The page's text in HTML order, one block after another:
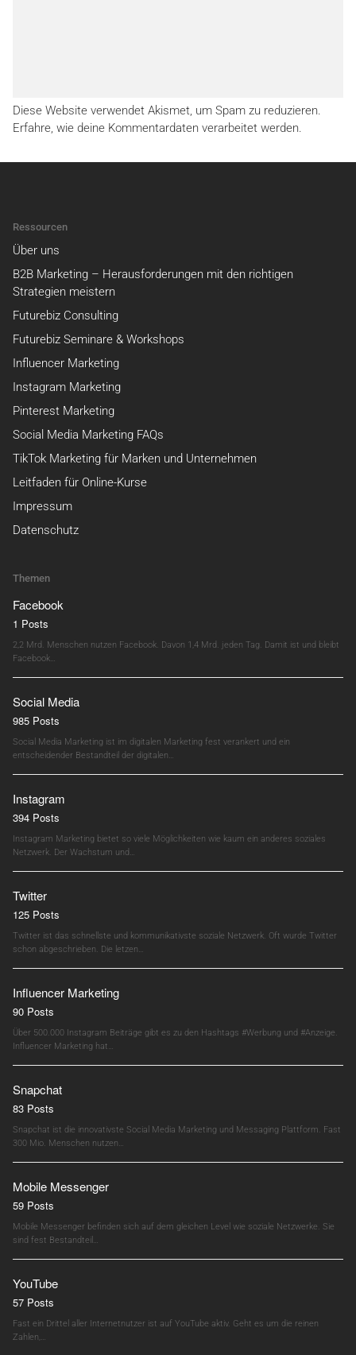
Diese Website verwendet Akismet, um Spam zu reduzieren.
Erfahre, wie deine Kommentardaten verarbeitet werden.
Ressourcen
Über uns
B2B Marketing – Herausforderungen mit den richtigen
Strategien meistern
Futurebiz Consulting
Futurebiz Seminare & Workshops
Influencer Marketing
Instagram Marketing
Pinterest Marketing
Social Media Marketing FAQs
TikTok Marketing für Marken und Unternehmen
Leitfaden für Online-Kurse
Impressum
Datenschutz
Themen
Facebook
1 Posts
2,2 Mrd. Menschen nutzen Facebook. Davon 1,4 Mrd. jeden Tag. Damit ist und bleibt
Facebook…
Social Media
985 Posts
Social Media Marketing ist im digitalen Marketing fest verankert und ein
entscheidender Bestandteil der digitalen…
Instagram
394 Posts
Instagram Marketing bietet so viele Möglichkeiten wie kaum ein anderes soziales
Netzwerk. Der Wachstum und…
Twitter
125 Posts
Twitter ist das schnellste und kommunikativste soziale Netzwerk. Oft wurde Twitter
schon abgeschrieben. Die letzen…
Influencer Marketing
90 Posts
Über 500.000 Instagram Beiträge gibt es zu den Hashtags #Werbung und #Anzeige.
Influencer Marketing hat…
Snapchat
83 Posts
Snapchat ist die innovativste Social Media Marketing und Messaging Plattform. Fast
300 Mio. Menschen nutzen…
Mobile Messenger
59 Posts
Mobile Messenger befinden sich auf dem gleichen Level wie soziale Netzwerke. Sie
sind fest Bestandteil…
YouTube
57 Posts
Fast ein Drittel aller Internetnutzer ist auf YouTube aktiv. Geht es um die reinen
Zahlen,…